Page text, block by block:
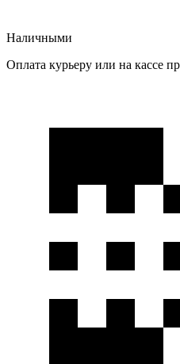
Наличными
Оплата курьеру или на кассе